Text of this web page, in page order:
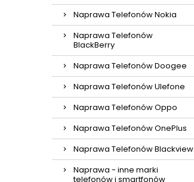
Naprawa Telefonów Nokia
Naprawa Telefonów
BlackBerry
Naprawa Telefonów Doogee
Naprawa Telefonów Ulefone
Naprawa Telefonów Oppo
Naprawa Telefonów OnePlus
Naprawa Telefonów Blackview
Naprawa - inne marki
telefonów i smartfonów